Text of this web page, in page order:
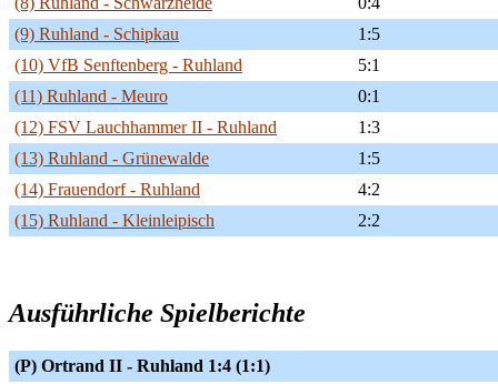
(9) Ruhland - Schipkau
1:5
(10) VfB Senftenberg - Ruhland
5:1
(11) Ruhland - Meuro
0:1
(12) FSV Lauchhammer II - Ruhland
1:3
(13) Ruhland - Grünewalde
1:5
(14) Frauendorf - Ruhland
4:2
(15) Ruhland - Kleinleipisch
2:2
Ausführliche Spielberichte
(P) Ortrand II - Ruhland 1:4 (1:1)